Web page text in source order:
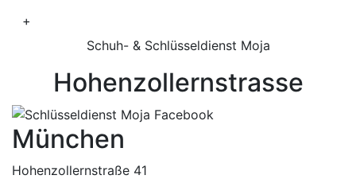
+
Schuh- & Schlüsseldienst Moja
Hohenzollernstrasse
München
Hohenzollernstraße 41